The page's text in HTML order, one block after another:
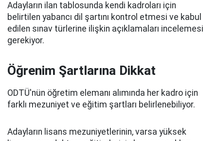
Adayların ilan tablosunda kendi kadroları için
belirtilen yabancı dil şartını kontrol etmesi ve kabul
edilen sınav türlerine ilişkin açıklamaları incelemesi
gerekiyor.
Öğrenim Şartlarına Dikkat
ODTÜ'nün öğretim elemanı alımında her kadro için
farklı mezuniyet ve eğitim şartları belirlenebiliyor.
Adayların lisans mezuniyetlerinin, varsa yüksek